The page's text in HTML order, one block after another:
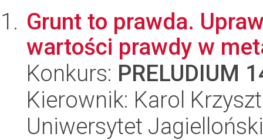
Grunt to prawda.
wartości prawdy w
Konkurs: PRELUDIUM
Kierownik: Karol
Uniwersytet